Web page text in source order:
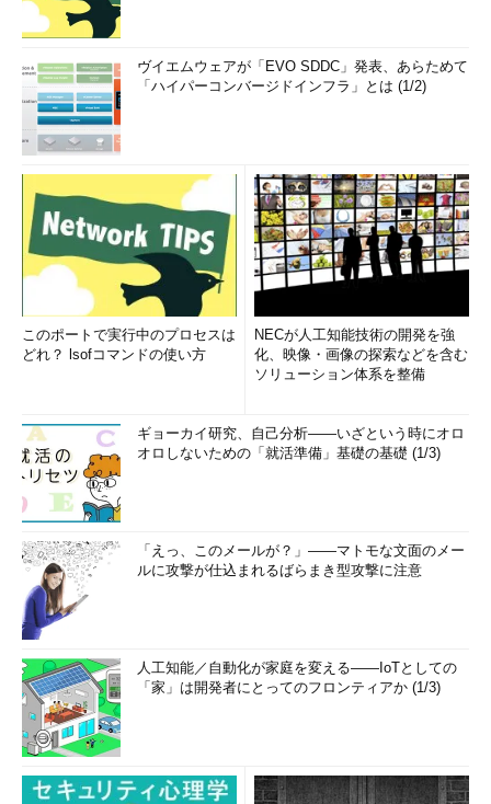
ヴイエムウェアが「EVO SDDC」発表、あらためて
「ハイパーコンバージドインフラ」とは (1/2)
このポートで実行中のプロセスは
どれ？ lsofコマンドの使い方
NECが人工知能技術の開発を強
化、映像・画像の探索などを含む
ソリューション体系を整備
ギョーカイ研究、自己分析――いざという時にオロ
オロしないための「就活準備」基礎の基礎 (1/3)
「えっ、このメールが？」――マトモな文面のメー
ルに攻撃が仕込まれるばらまき型攻撃に注意
人工知能／自動化が家庭を変える――IoTとしての
「家」は開発者にとってのフロンティアか (1/3)